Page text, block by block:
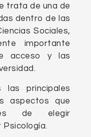
trata de una de
dentro de las
Sociales,
importante
acceso y las
las principales
aspectos que
de elegir